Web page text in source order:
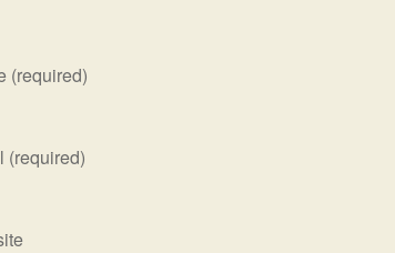
(required)
(required)